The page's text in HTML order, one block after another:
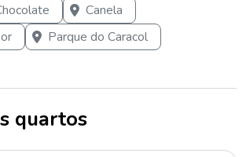
Canela
Parque do Caracol
quartos